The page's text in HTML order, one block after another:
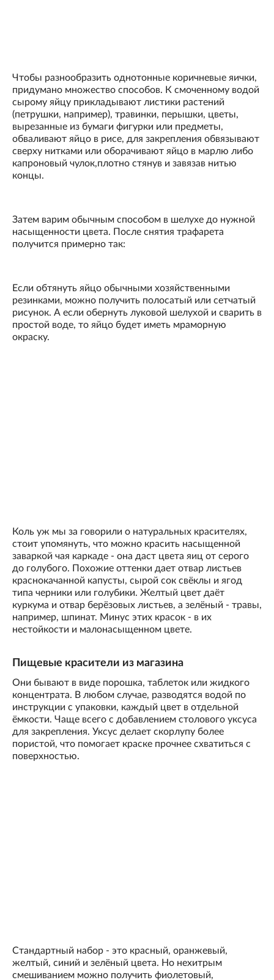
Чтобы разнообразить однотонные коричневые яички,
придумано множество способов. К смоченному водой
сырому яйцу прикладывают листики растений
(петрушки, например), травинки, перышки, цветы,
вырезанные из бумаги фигурки или предметы,
обваливают яйцо в рисе, для закрепления обвязывают
сверху нитками или оборачивают яйцо в марлю либо
капроновый чулок,плотно стянув и завязав нитью
концы.
Затем варим обычным способом в шелухе до нужной
насыщенности цвета. После снятия трафарета
получится примерно так:
Если обтянуть яйцо обычными хозяйственными
резинками, можно получить полосатый или сетчатый
рисунок. А если обернуть луковой шелухой и сварить в
простой воде, то яйцо будет иметь мраморную
окраску.
Коль уж мы за говорили о натуральных красителях,
стоит упомянуть, что можно красить насыщенной
заваркой чая каркаде - она даст цвета яиц от серого
до голубого. Похожие оттенки дает отвар листьев
краснокачанной капусты, сырой сок свёклы и ягод
типа черники или голубики. Желтый цвет даёт
куркума и отвар берёзовых листьев, а зелёный - травы,
например, шпинат. Минус этих красок - в их
нестойкости и малонасыщенном цвете.
Пищевые красители из магазина
Они бывают в виде порошка, таблеток или жидкого
концентрата. В любом случае, разводятся водой по
инструкции с упаковки, каждый цвет в отдельной
ёмкости. Чаще всего с добавлением столового уксуса
для закрепления. Уксус делает скорлупу более
пористой, что помогает краске прочнее схватиться с
поверхностью.
Стандартный набор - это красный, оранжевый,
желтый, синий и зелёный цвета. Но нехитрым
смешиванием можно получить фиолетовый,